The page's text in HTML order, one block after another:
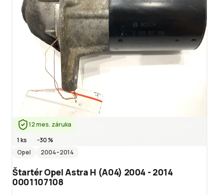
12 mes. záruka
1 ks
−30%
Opel
2004–2014
Štartér Opel Astra H (A04) 2004 - 2014
0001107108